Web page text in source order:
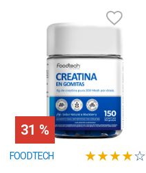
31 %
FOODTECH ★★★★☆